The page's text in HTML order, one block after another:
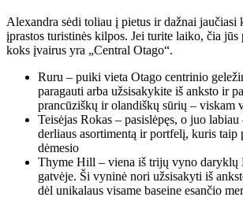
Alexandra sėdi toliau į pietus ir dažnai jaučiasi
įprastos turistinės kilpos. Jei turite laiko, čia jūs
koks įvairus yra „Central Otago“.
Ruru – puiki vieta Otago centrinio
paragauti arba užsisakykite iš anksto ir
prancūziškų ir olandiškų sūrių – viskam
Teisėjas Rokas – pasislėpęs, o juo
derliaus asortimentą ir portfelį, kuris taip
dėmesio
Thyme Hill – viena iš trijų vyno daryklų
gatvėje. Ši vyninė nori užsisakyti iš
dėl unikalaus visame baseine esančio